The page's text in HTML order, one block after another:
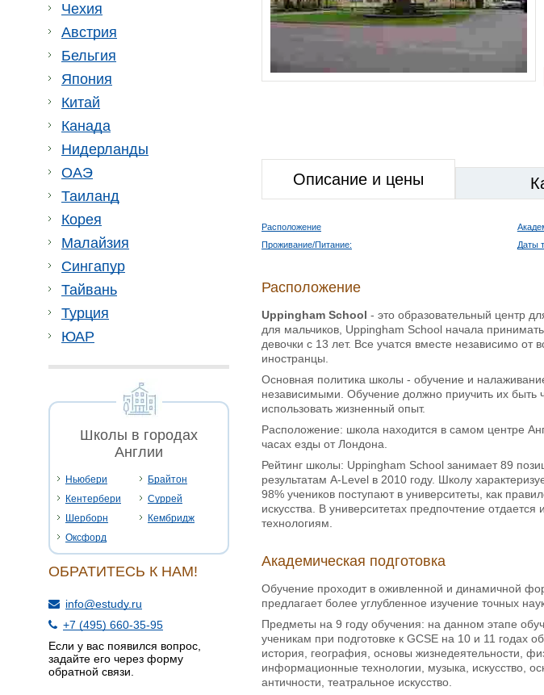
Чехия
Австрия
Бельгия
Япония
Китай
Канада
Нидерланды
ОАЭ
Таиланд
Корея
Малайзия
Сингапур
Тайвань
Турция
ЮАР
Школы в городах
Англии
Ньюбери
Брайтон
Кентербери
Суррей
Шерборн
Кембридж
Оксфорд
ОБРАТИТЕСЬ К НАМ!
info@estudy.ru
+7 (495) 660-35-95
Если у вас появился вопрос,
задайте его через форму
обратной связи.
Описание и цены
Расположение
Проживание/Питание:
Даты
Расположение
Uppingham School - это образовательный центр
для мальчиков, Uppingham School начала
девочки с 13 лет. Все учатся вместе независимо
иностранцы.
Основная политика школы - обучение и
независимыми. Обучение должно приучить их быть
использовать жизненный опыт.
Расположение: школа находится в самом центре
часах езды от Лондона.
Рейтинг школы: Uppingham School занимает 89
результатам A-Level в 2010 году. Школу
98% учеников поступают в университеты, как
искусства. В университетах предпочтение
технологиям.
Академическая подготовка
Обучение проходит в оживленной и динамичной
предлагает более углубленное изучение точных
Предметы на 9 году обучения: на данном этапе
ученикам при подготовке к GCSE на 10 и 11 годах
история, география, основы жизнедеятельности,
информационные технологии, музыка, искусство,
античности, театральное искусство.